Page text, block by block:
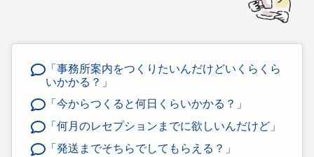
「事務所案内をつくりたいんだけどいくらくら
いかかる？」
「今からつくると何日くらいかかる？」
「何月のレセプションまでに欲しいんだけど」
「発送までそちらでしてもらえる？」